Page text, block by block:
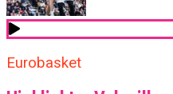
Eurobasket